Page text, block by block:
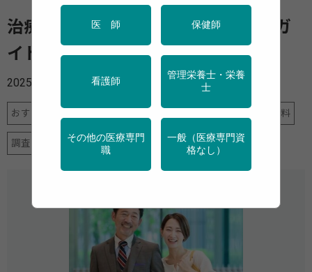
治療と仕事の両立支援が新段階へ ガ
イドラインから法的指針へ移行
2025年09月25日
おすすめニュース 行政・団体の関連資料
調査・統計 高齢者
医 師 保健師
看護師
管理栄養士・栄養
士
その他の医療専門
職
一般（医療専門資
格なし）